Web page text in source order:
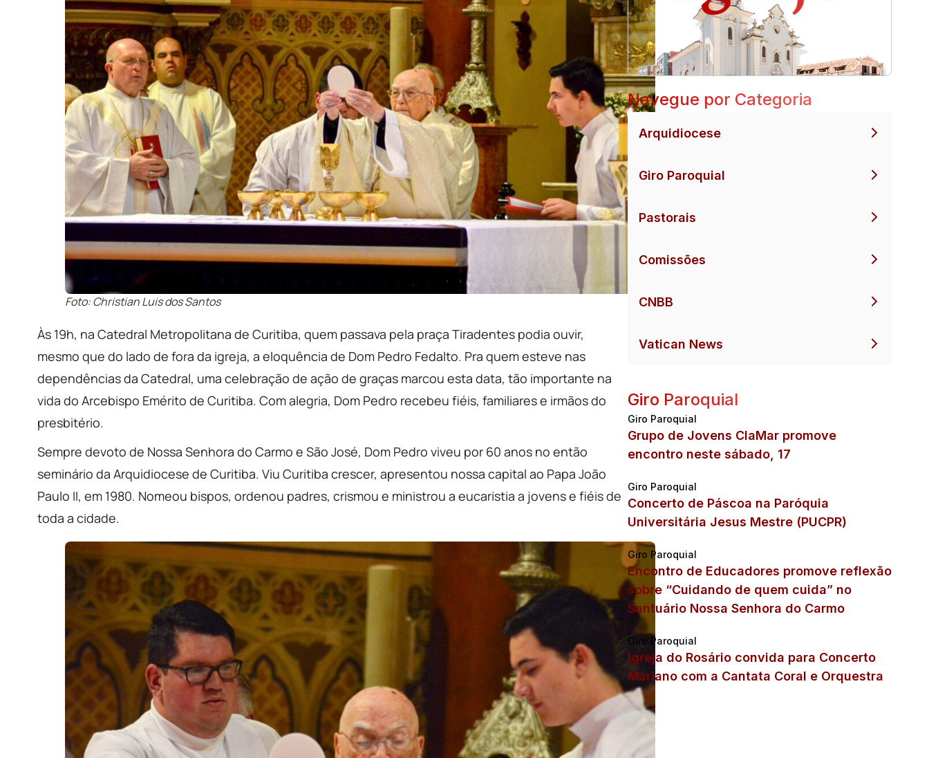
Foto: Christian Luis dos Santos
Às 19h, na Catedral Metropolitana de Curitiba, quem passava pela praça Tiradentes podia ouvir,
mesmo que do lado de fora da igreja, a eloquência de Dom Pedro Fedalto. Pra quem esteve nas
dependências da Catedral, uma celebração de ação de graças marcou esta data, tão importante na
vida do Arcebispo Emérito de Curitiba. Com alegria, Dom Pedro recebeu fiéis, familiares e irmãos do
presbitério.
Sempre devoto de Nossa Senhora do Carmo e São José, Dom Pedro viveu por 60 anos no então
seminário da Arquidiocese de Curitiba. Viu Curitiba crescer, apresentou nossa capital ao Papa João
Paulo II, em 1980. Nomeou bispos, ordenou padres, crismou e ministrou a eucaristia a jovens e fiéis de
toda a cidade.
Navegue por Categoria
Arquidiocese
Giro Paroquial
Pastorais
Comissões
CNBB
Vatican News
Giro Paroquial
Giro Paroquial
Grupo de Jovens ClaMar promove
encontro neste sábado, 17
Giro Paroquial
Concerto de Páscoa na Paróquia
Universitária Jesus Mestre (PUCPR)
Giro Paroquial
Encontro de Educadores promove reflexão
sobre “Cuidando de quem cuida” no
Santuário Nossa Senhora do Carmo
Giro Paroquial
Igreja do Rosário convida para Concerto
Mariano com a Cantata Coral e Orquestra